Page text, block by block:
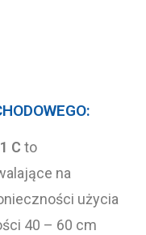
C to
na
użycia
40 – 60 cm